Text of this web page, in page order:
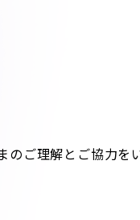
ご理解とご協力を